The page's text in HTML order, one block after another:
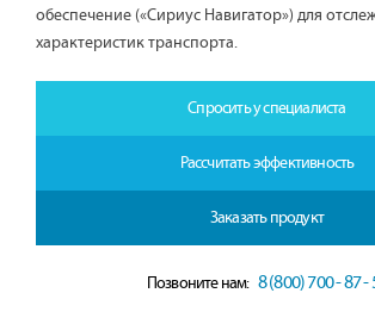
обеспечение («Сириус Навигатор») для
характеристик транспорта.
Спросить у специалиста
Рассчитать эффективность
Заказать продукт
Позвоните нам: 8 (800) 700 - 87 -